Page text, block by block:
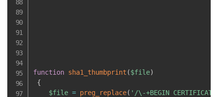
function sha1_thumbprint ($file)
{
$file = preg_replace( '/\-+BEGIN